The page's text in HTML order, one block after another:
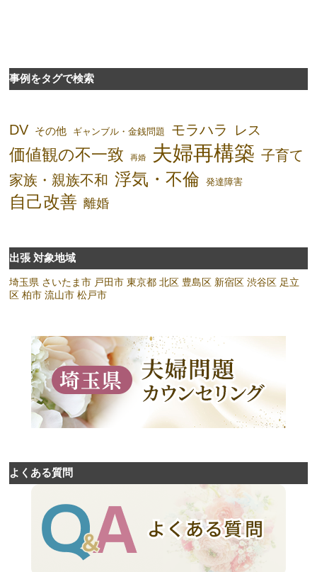
事例をタグで検索
DV その他 ギャンブル・金銭問題 モラハラ レス
価値観の不一致 再婚 夫婦再構築 子育て
家族・親族不和 浮気・不倫 発達障害
自己改善 離婚
出張 対象地域
埼玉県 さいたま市 戸田市 東京都 北区 豊島区 新宿区 渋谷区 足立
区 柏市 流山市 松戸市
よくある質問